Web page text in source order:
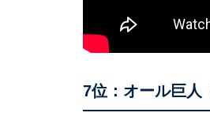
7位：オール巨人